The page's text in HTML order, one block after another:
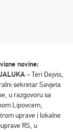
novine:
– Teri Dejvis,
sekretar Savjeta
u razgovoru sa
Lipovcem,
uprave i lokalne
RS, u